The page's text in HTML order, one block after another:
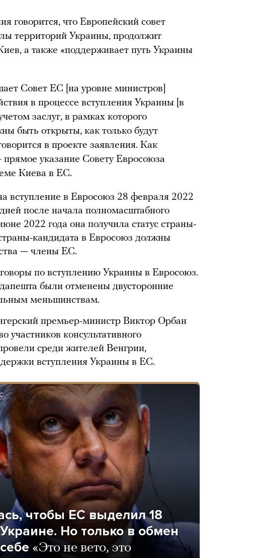
говорится, что Европейский совет
территорий Украины, продолжит
а также «поддерживает путь Украины
Совет ЕС [на уровне министров]
в процессе вступления Украины [в
заслуг, в рамках которого
быть открыты, как только будут
в проекте заявления. Как
указание Совету Евросоюза
Киева в ЕС.
вступление в Евросоюз 28 февраля 2022
после начала полномасштабного
2022 года она получила статус страны-
кандидата в Евросоюз должны
— члены ЕС.
по вступлению Украины в Евросоюз.
были отменены двусторонние
меньшинствам.
премьер-министр Виктор Орбан
участников консультативного
среди жителей Венгрии,
вступления Украины в ЕС.
чтобы ЕС выделил 18
Но только в обмен
«Это не вето, это